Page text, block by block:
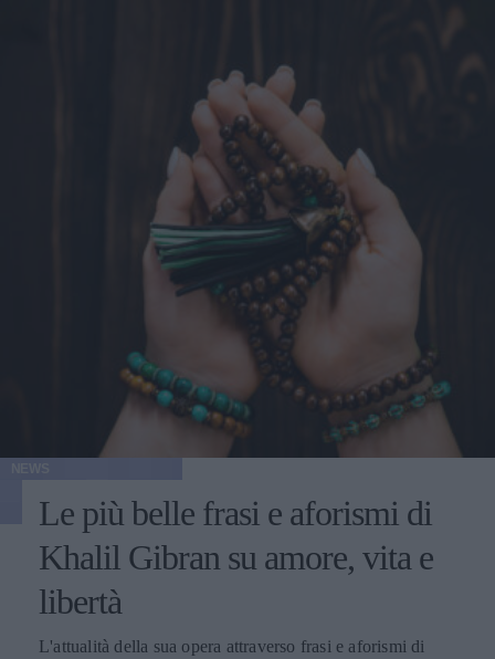
Le più belle frasi e aforismi di
Khalil Gibran su amore, vita e
libertà
L'attualità della sua opera attraverso frasi e aforismi di